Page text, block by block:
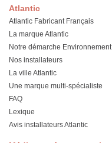
Atlantic
Atlantic Fabricant Français
La marque Atlantic
Notre démarche Environnement
Nos installateurs
La ville Atlantic
Une marque multi-spécialiste
FAQ
Lexique
Avis installateurs Atlantic